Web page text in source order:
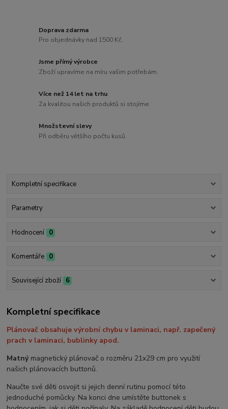
Doprava zdarma
Pro objednávky nad 1500 Kč.
Jsme přímý výrobce
Zboží upravíme na míru vašim potřebám.
Více než 14 let na trhu
Za kvalitou našich produktů si stojíme.
Množstevní slevy
Při odběru většího počtu kusů.
Kompletní specifikace
Parametry
Hodnocení 0
Komentáře 0
Související zboží 6
Kompletní specifikace
Plánovač obsahuje výrobní chybu v laminaci, např. zapečený
prach v laminaci, bublinky apod.
Matný magnetický plánovač o rozměru 21x29 cm pro využití
našich plánovacích buttonů.
Naučte své děti osvojit si jejich denní rutinu pomocí této
jednoduché pomůcky. Na konci dne umístěte buttonek s